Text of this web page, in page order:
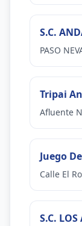
S.C.
PASO
Tripai
Afluente
Juego
Calle El
S.C. LOS